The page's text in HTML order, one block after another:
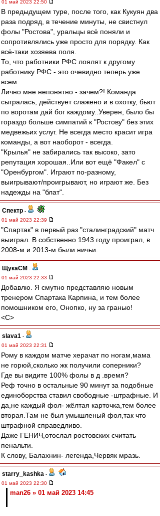
01 май 2023 22:50
В предыдущем туре, после того, как Кукуян два
раза подряд, в течение минуты, не свистнул
фолы "Ростова", уральцы всё поняли и
сопротивлялись уже просто для порядку. Как
всё-таки хозяева поля.
То, что работники РФС лоялят к другому
работнику РФС - это очевидно теперь уже
всем.
Лично мне непонятно - зачем?! Команда
сыгралась, действует слажено и в охотку, бьют
по воротам дай бог каждому..Уверен, было бы
гораздо больше симпатий к "Ростову" без этих
медвежьих услуг. Не всегда место красит игра
команды, а вот наоборот - всегда.
"Крылья" не забирались так высоко, зато
репутация хорошая..Или вот ещё "Факел" с
"Оренбургом". Играют по-разному,
выигрывают/проигрывают, но играют же. Без
надежды на "блат".
Спектр -
01 май 2023 22:39
"Спартак" в первый раз "сталинградский" матч
выиграл. В собственно 1943 году проиграл, в
2008-м и 2013-м были ничьи.
ЩукаСМ -
01 май 2023 22:33
Добавлю. Я смутно представляю новым
тренером Спартака Карпина, и тем более
помошником его, Онопко, ну за гранью!
<C>
slava1 -
01 май 2023 22:31
Рому в каждом матче херачат по ногам,мама
не горюй,сколько жк получили соперники?
Где вы видите 100% фолы в д .время?
Реф точно в остальные 90 минут за подобные
единоборства ставил свободные -штрафные. И
да,не каждый фол- жёлтая карточка,тем более
вторая.Там не был умышленый фол,так что
штрафной справедливо.
Даже ГЕНИЧ,отослал ростовских считать
пенальти.
К слову, Балахнин- легенда,Червяк мразь.
starry_kashka -
01 май 2023 22:30
man26 » 01 май 2023 14:45